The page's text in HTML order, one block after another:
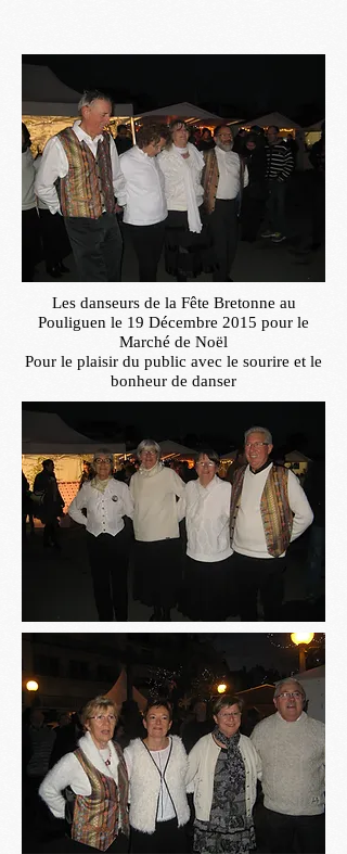
Les danseurs de la Fête Bretonne au
Pouliguen le 19 Décembre 2015 pour le
Marché de Noël
Pour le plaisir du public avec le sourire et le
bonheur de danser